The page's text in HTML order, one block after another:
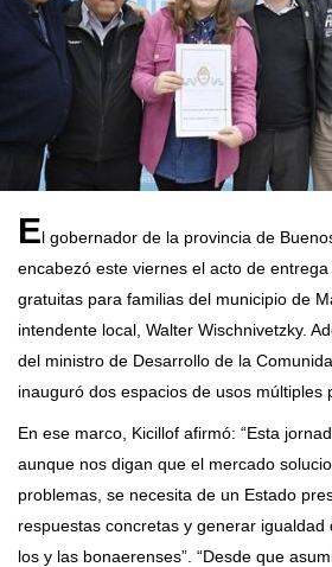
El gobernador de la provincia de
encabezó este viernes el acto de
gratuitas para familias del municipio de
intendente local, Walter Wischnivetzky.
del ministro de Desarrollo de la
inauguró dos espacios de usos múltiples
En ese marco, Kicillof afirmó: “Esta
aunque nos digan que el mercado
problemas, se necesita de un Estado
respuestas concretas y generar igualdad
los y las bonaerenses”. “Desde que